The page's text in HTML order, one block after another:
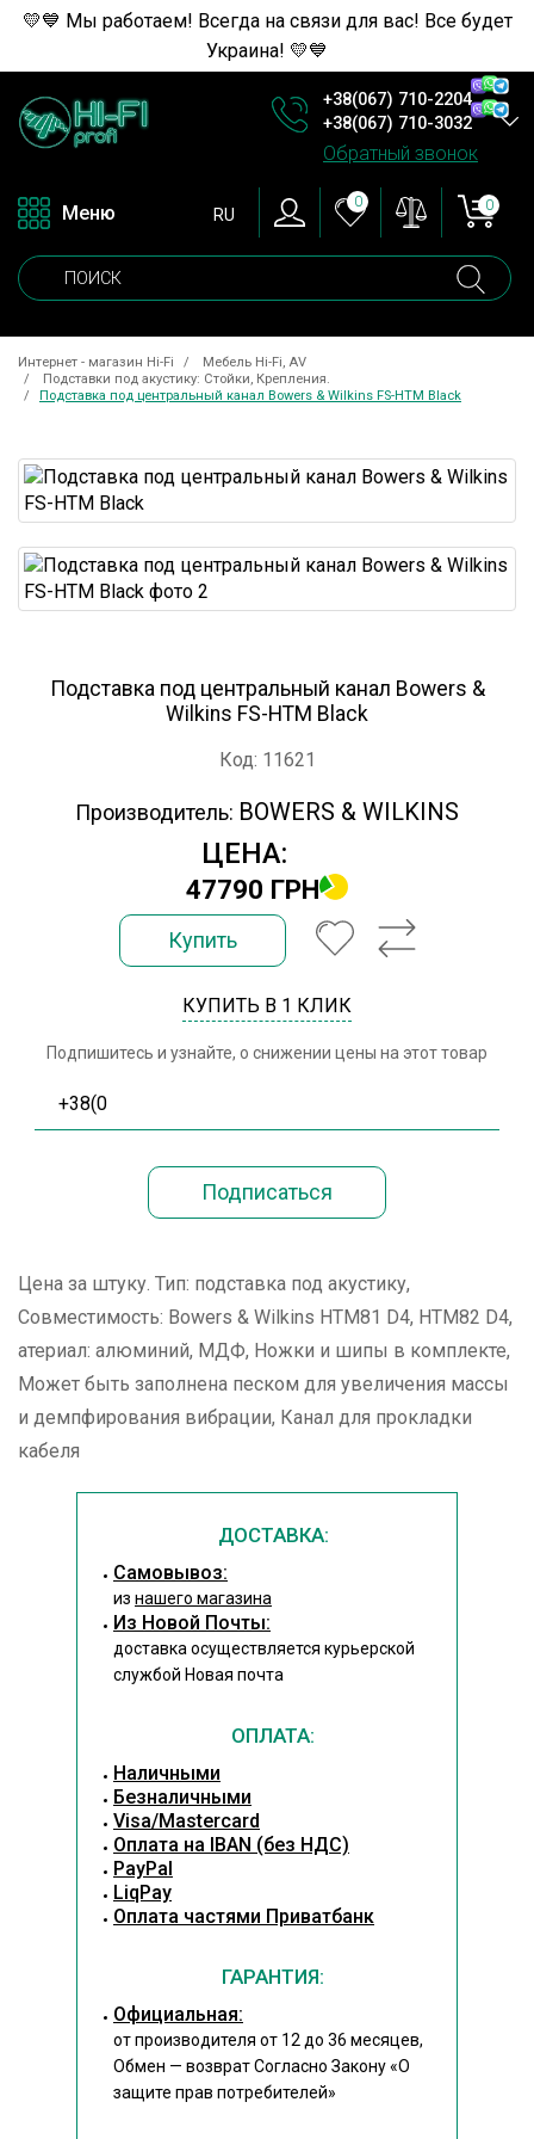
💛💙 Мы работаем! Всегда на связи для вас! Все будет
Украина! 💛💙
+38(067) 710-2204
+38(067) 710-3032
Обратный звонок
Меню RU
0 0
Интернет - магазин Hi-Fi
Мебель Hi-Fi, AV
Подставки под акустику: Стойки, Крепления.
Подставка под центральный канал Bowers & Wilkins FS-HTM Black
Подставка под центральный канал Bowers &
Wilkins FS-HTM Black
Код: 11621
Производитель: BOWERS & WILKINS
ЦЕНА:
47790 ГРН
Купить
КУПИТЬ В 1 КЛИК
Подпишитесь и узнайте, о снижении цены на этот товар
Цена за штуку. Тип: подставка под акустику,
Совместимость: Bowers & Wilkins HTM81 D4, HTM82 D4,
атериал: алюминий, МДФ, Ножки и шипы в комплекте,
Может быть заполнена песком для увеличения массы
и демпфирования вибрации, Канал для прокладки
кабеля
ДОСТАВКА:
Cамовывоз:
из нашего магазина
Из Новой Почты:
доставка осуществляется курьерской
службой Новая почта
ОПЛАТА:
Наличными
Безналичными
Visa/Mastercard
Оплата на IBAN (без НДС)
PayPal
LiqPay
Оплата частями Приватбанк
ГАРАНТИЯ:
Официальная:
от производителя от 12 до 36 месяцев,
Обмен — возврат Согласно Закону«О
защите прав потребителей»